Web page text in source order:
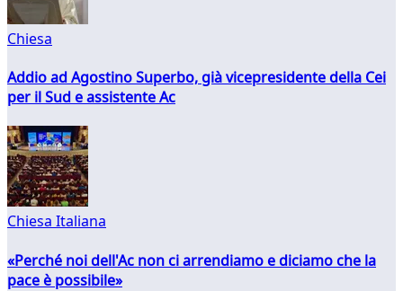
Chiesa
Addio ad Agostino Superbo, già vicepresidente della Cei
per il Sud e assistente Ac
Chiesa Italiana
«Perché noi dell'Ac non ci arrendiamo e diciamo che la
pace è possibile»